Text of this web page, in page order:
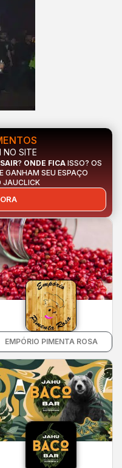
EMPÓRIO PIMENTA ROSA
NO SITE
SAIR? ONDE FICAISSO? OS
GANHAM SEU ESPAÇO
JAUCLICK